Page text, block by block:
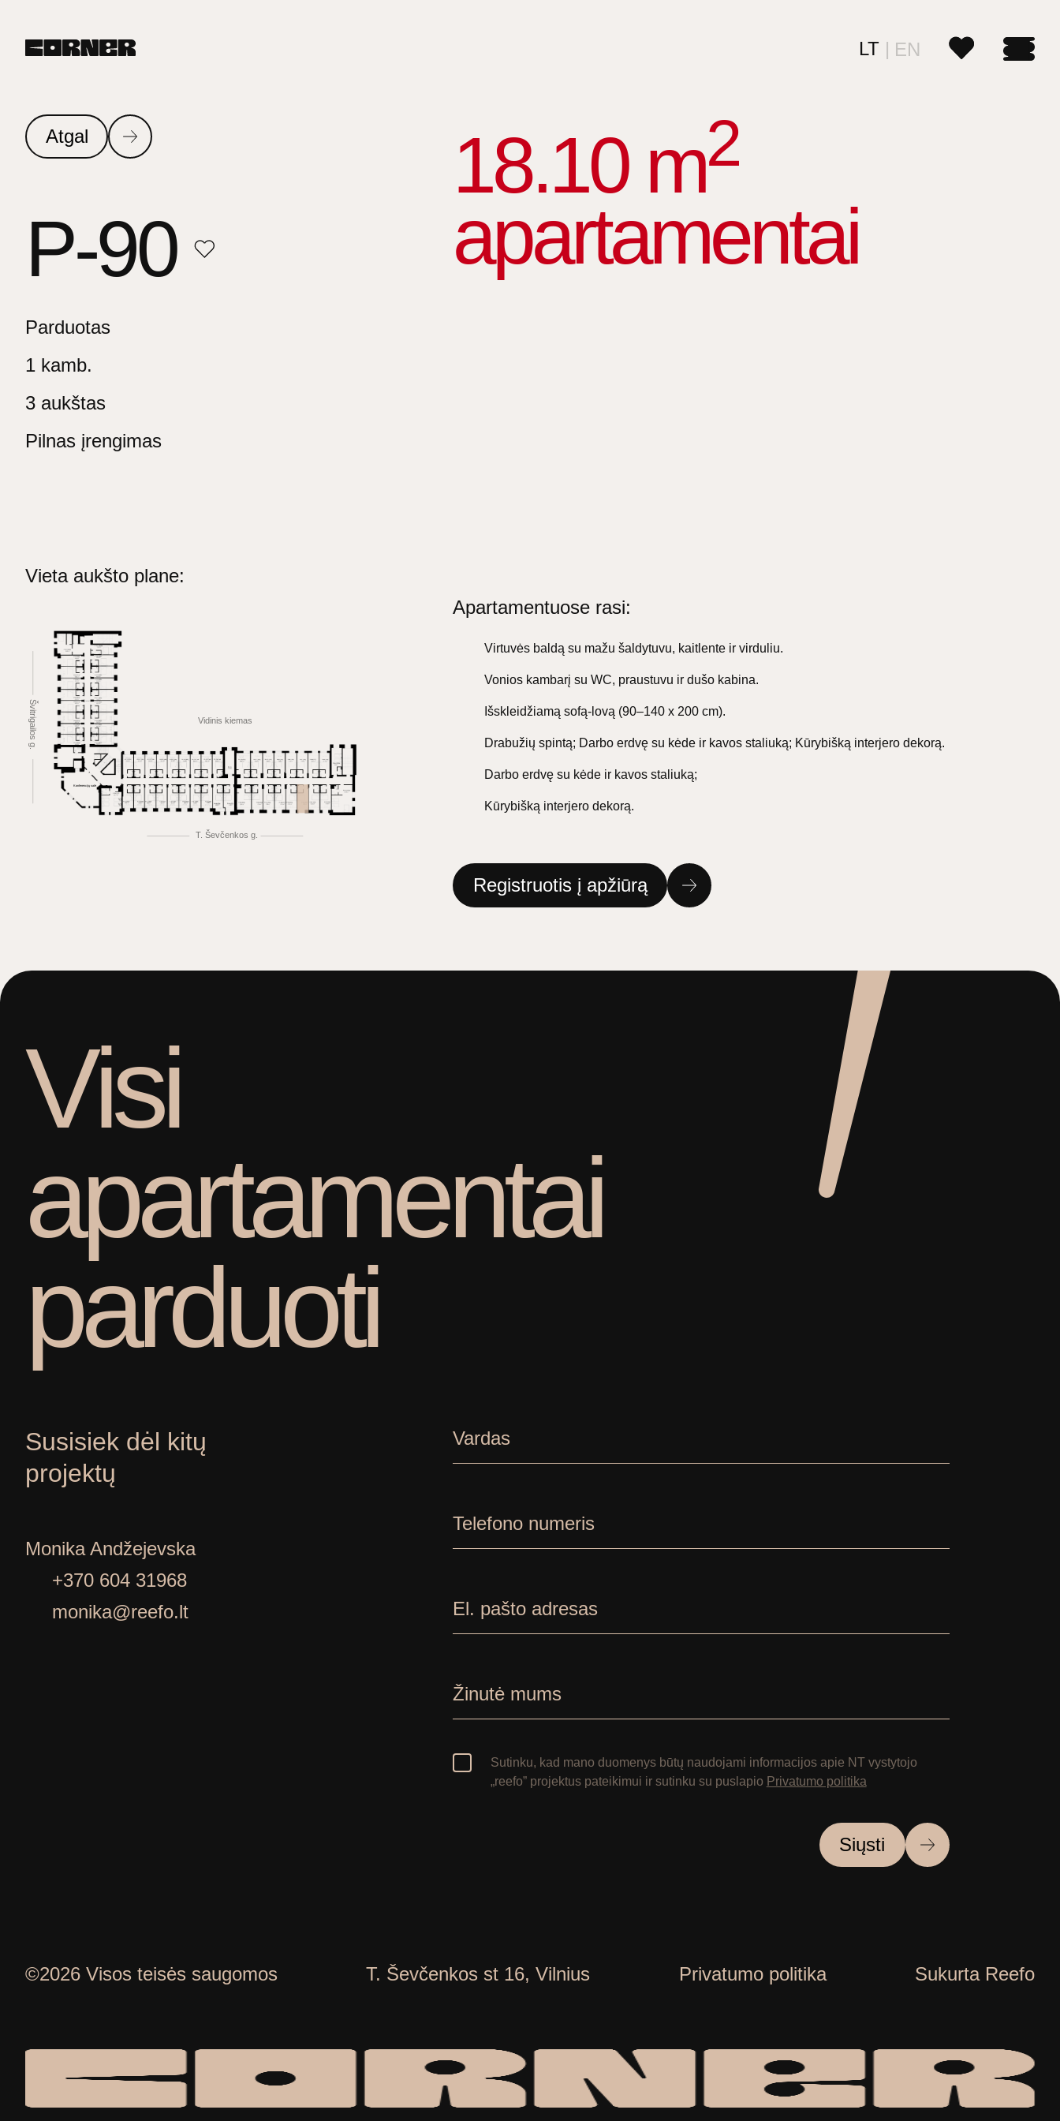
LT EN
Atgal
P-90
Parduotas
1 kamb.
3 aukštas
Pilnas įrengimas
18.10 m2
apartamentai
Vieta aukšto plane:
Švitrigailos g.
T. Ševčenkos g.
Vidinis kiemas
Konferencijų salė
Apartamentuose rasi:
Virtuvės baldą su mažu šaldytuvu, kaitlente ir virduliu.
Vonios kambarį su WC, praustuvu ir dušo kabina.
Išskleidžiamą sofą-lovą (90–140 x 200 cm).
Drabužių spintą; Darbo erdvę su kėde ir kavos staliuką; Kūrybišką interjero dekorą.
Darbo erdvę su kėde ir kavos staliuką;
Kūrybišką interjero dekorą.
Registruotis į apžiūrą
Visi
apartamentai
parduoti
Susisiek dėl kitų
projektų
Monika Andžejevska
+370 604 31968
monika@reefo.lt
Vardas
Telefono numeris
El. pašto adresas
Žinutė mums
Sutinku, kad mano duomenys būtų naudojami informacijos apie NT vystytojo
„reefo” projektus pateikimui ir sutinku su puslapio Privatumo politika
Siųsti
©2026 Visos teisės saugomos T. Ševčenkos st 16, Vilnius Privatumo politika Sukurta Reefo